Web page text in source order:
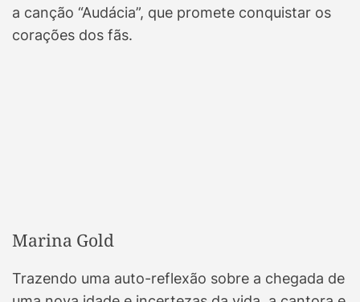
a canção “Audácia”, que promete conquistar os
corações dos fãs.
Marina Gold
Trazendo uma auto-reflexão sobre a chegada de